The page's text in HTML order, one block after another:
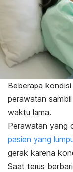
Beberapa kondisi
perawatan
waktu lama.
Perawatan yang
pasien yang
gerak karena
Saat terus